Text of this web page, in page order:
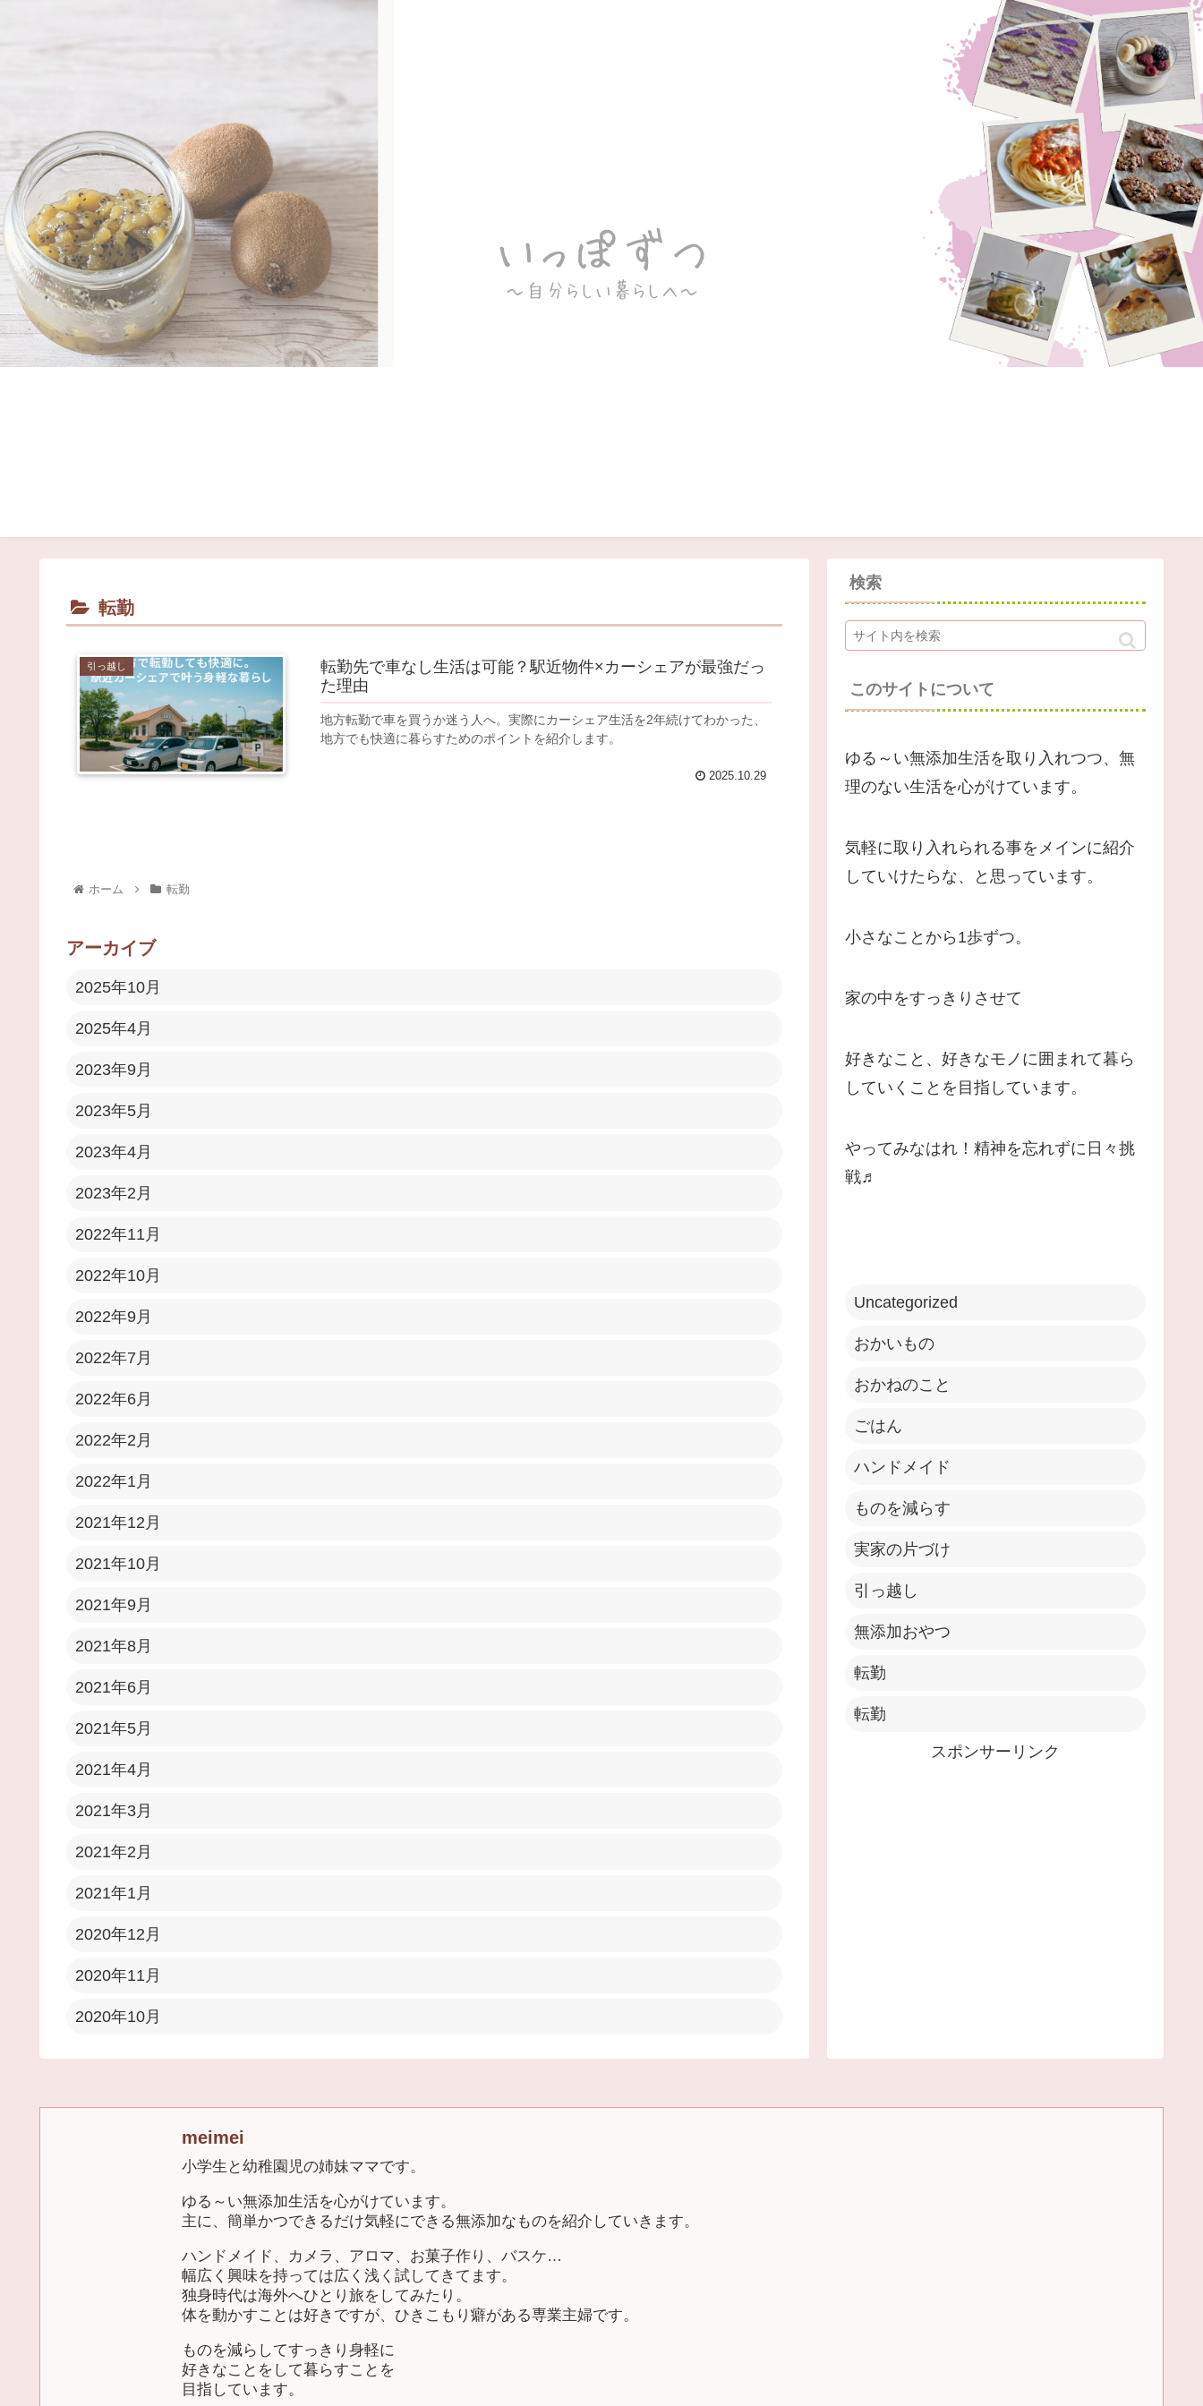
転勤
引っ越し
転勤先で車なし生活は可能？駅近物件×カーシェアが最強だっ
た理由
地方転勤で車を買うか迷う人へ。実際にカーシェア生活を2年続けてわかった、
地方でも快適に暮らすためのポイントを紹介します。
2025.10.29
ホーム 転勤
アーカイブ
2025年10月
2025年4月
2023年9月
2023年5月
2023年4月
2023年2月
2022年11月
2022年10月
2022年9月
2022年7月
2022年6月
2022年2月
2022年1月
2021年12月
2021年10月
2021年9月
2021年8月
2021年6月
2021年5月
2021年4月
2021年3月
2021年2月
2021年1月
2020年12月
2020年11月
2020年10月
検索
このサイトについて
ゆる～い無添加生活を取り入れつつ、無
理のない生活を心がけています。
気軽に取り入れられる事をメインに紹介
していけたらな、と思っています。
小さなことから1歩ずつ。
家の中をすっきりさせて
好きなこと、好きなモノに囲まれて暮ら
していくことを目指しています。
やってみなはれ！精神を忘れずに日々挑
戦♬
Uncategorized
おかいもの
おかねのこと
ごはん
ハンドメイド
ものを減らす
実家の片づけ
引っ越し
無添加おやつ
転勤
転勤
スポンサーリンク
meimei
小学生と幼稚園児の姉妹ママです。
ゆる～い無添加生活を心がけています。
主に、簡単かつできるだけ気軽にできる無添加なものを紹介していきます。
ハンドメイド、カメラ、アロマ、お菓子作り、バスケ…
幅広く興味を持っては広く浅く試してきてます。
独身時代は海外へひとり旅をしてみたり。
体を動かすことは好きですが、ひきこもり癖がある専業主婦です。
ものを減らしてすっきり身軽に
好きなことをして暮らすことを
目指しています。